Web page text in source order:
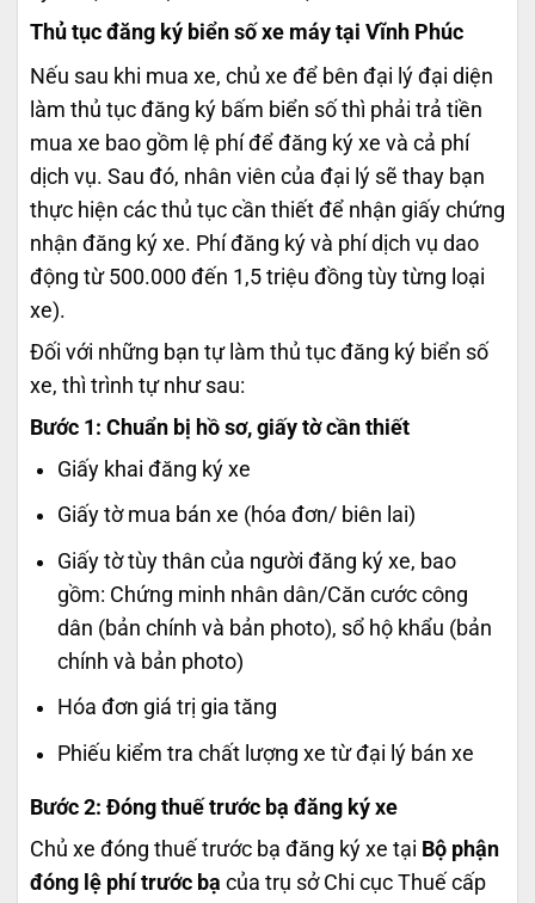
Thủ tục đăng ký biển số xe máy tại Vĩnh Phúc
Nếu sau khi mua xe, chủ xe để bên đại lý đại diện
làm thủ tục đăng ký bấm biển số thì phải trả tiền
mua xe bao gồm lệ phí để đăng ký xe và cả phí
dịch vụ. Sau đó, nhân viên của đại lý sẽ thay bạn
thực hiện các thủ tục cần thiết để nhận giấy chứng
nhận đăng ký xe. Phí đăng ký và phí dịch vụ dao
động từ 500.000 đến 1,5 triệu đồng tùy từng loại
xe).
Đối với những bạn tự làm thủ tục đăng ký biển số
xe, thì trình tự như sau:
Bước 1: Chuẩn bị hồ sơ, giấy tờ cần thiết
Giấy khai đăng ký xe
Giấy tờ mua bán xe (hóa đơn/ biên lai)
Giấy tờ tùy thân của người đăng ký xe, bao
gồm: Chứng minh nhân dân/Căn cước công
dân (bản chính và bản photo), sổ hộ khẩu (bản
chính và bản photo)
Hóa đơn giá trị gia tăng
Phiếu kiểm tra chất lượng xe từ đại lý bán xe
Bước 2: Đóng thuế trước bạ đăng ký xe
Chủ xe đóng thuế trước bạ đăng ký xe tại Bộ phận
đóng lệ phí trước bạ của trụ sở Chi cục Thuế cấp